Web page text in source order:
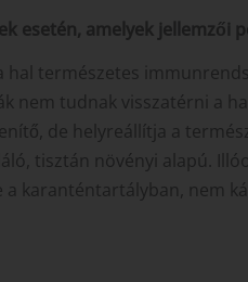
esetén, amelyek jellemzői
hal természetes
nem tudnak visszatérni a
de helyreállítja a
tisztán növényi alapú.
a karanténtartályban, nem